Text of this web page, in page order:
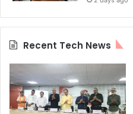
Recent Tech News